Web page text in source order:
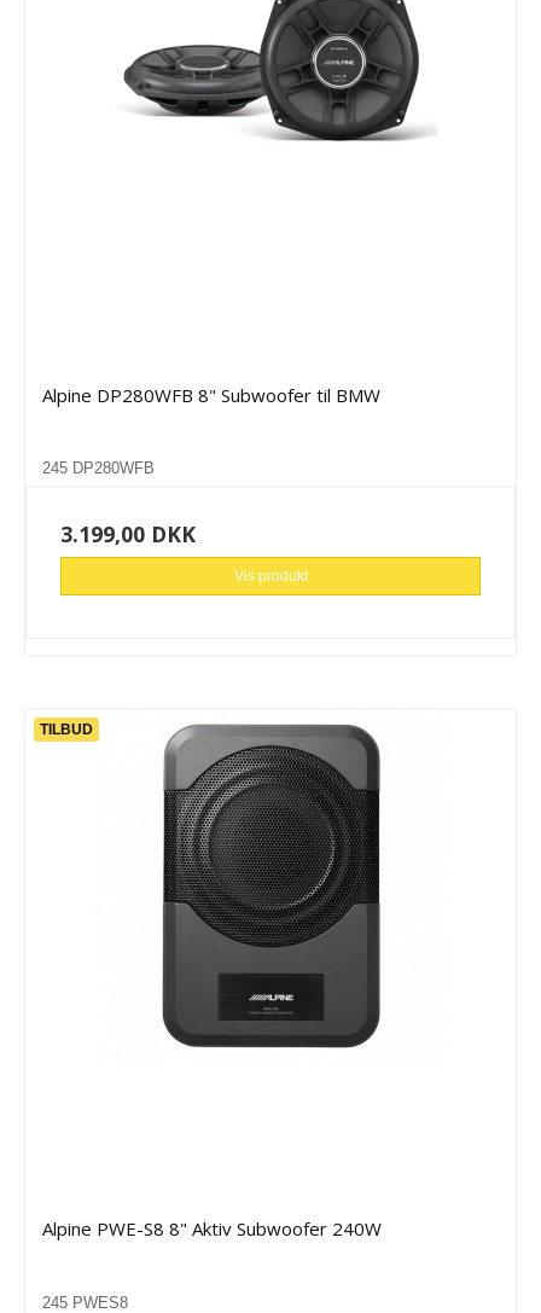
Alpine DP280WFB 8" Subwoofer til BMW
245 DP280WFB
3.199,00 DKK
Vis produkt
TILBUD
Alpine PWE-S8 8" Aktiv Subwoofer 240W
245 PWES8